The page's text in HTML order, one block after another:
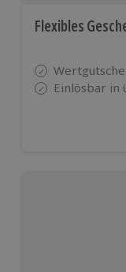
Flexibles
Einlösbar in